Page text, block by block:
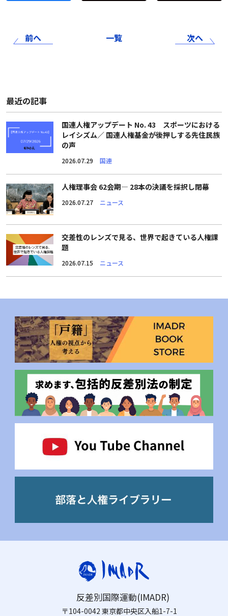
前へ 一覧 次へ
最近の記事
国連人権アップデート No. 43 スポーツにおける
レイシズム／ 国連人権基金が後押しする先住民族
の声
2026.07.29 国連
人権理事会 62会期― 28本の決議を採択し閉幕
2026.07.27 ニュース
交差性のレンズで見る、世界で起きている人権課
題
2026.07.15 ニュース
反差別国際運動(IMADR)
〒104-0042 東京都中央区入船1-7-1